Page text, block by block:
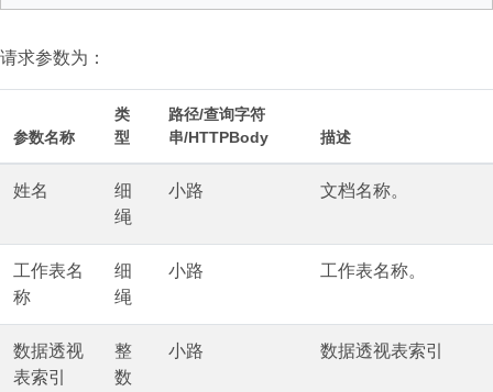
请求参数为：
参数名称
类
型
路径/查询字符
串/HTTPBody
描述
姓名
细
绳
小路 文档名称。
工作表名
称
细
绳
小路 工作表名称。
数据透视
表索引
整
数
小路 数据透视表索引